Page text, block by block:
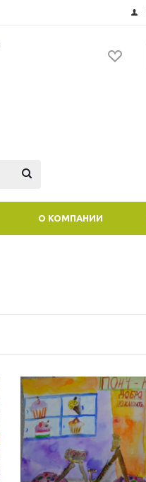
О КОМПАНИИ